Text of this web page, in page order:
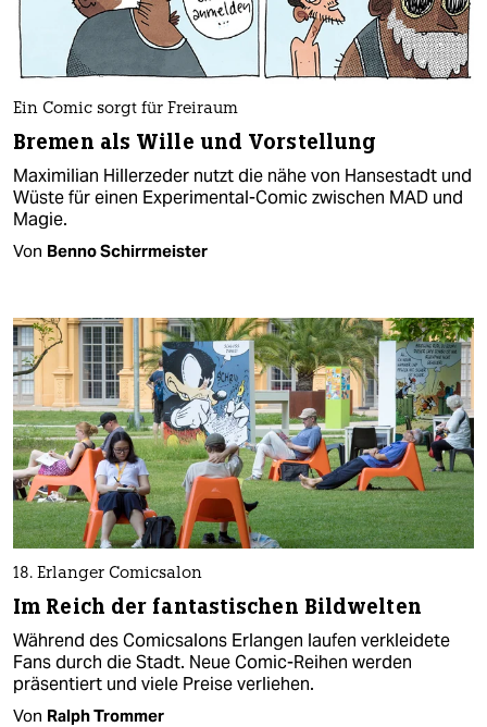
Ein Comic sorgt für Freiraum
Bremen als Wille und Vorstellung
Maximilian Hillerzeder nutzt die nähe von Hansestadt und
Wüste für einen Experimental-Comic zwischen MAD und
Magie.
Von Benno Schirrmeister
18. Erlanger Comicsalon
Im Reich der fantastischen Bildwelten
Während des Comicsalons Erlangen laufen verkleidete
Fans durch die Stadt. Neue Comic-Reihen werden
präsentiert und viele Preise verliehen.
Von Ralph Trommer